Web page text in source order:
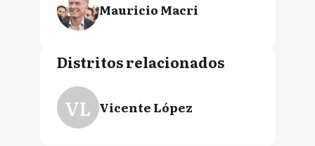
Mauricio Macri
Distritos relacionados
VL Vicente López